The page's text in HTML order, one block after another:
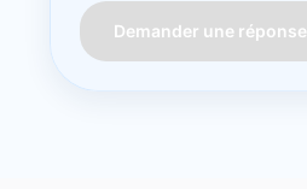
Demander une réponse